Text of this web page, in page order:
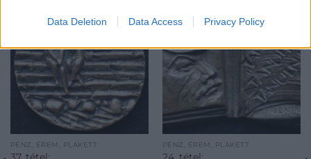
Data Deletion Data Access Privacy Policy
PÉNZ, ÉREM, PLAKETT PÉNZ, ÉREM, PLAKETT